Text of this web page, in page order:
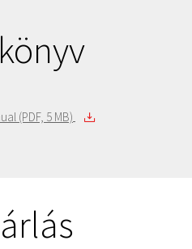
GB
(PDF, 5 MB)